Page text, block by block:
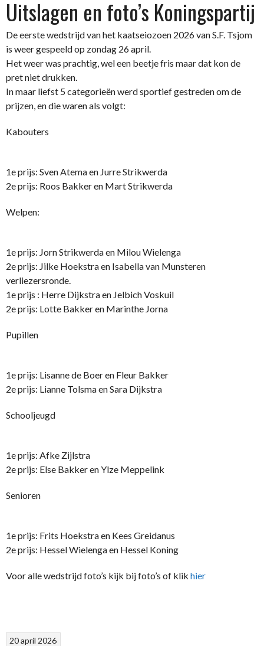
Uitslagen en foto’s Koningspartij
De eerste wedstrijd van het kaatseiozoen 2026 van S.F. Tsjom
is weer gespeeld op zondag 26 april.
Het weer was prachtig, wel een beetje fris maar dat kon de
pret niet drukken.
In maar liefst 5 categorieën werd sportief gestreden om de
prijzen, en die waren als volgt:
Kabouters
1e prijs: Sven Atema en Jurre Strikwerda
2e prijs: Roos Bakker en Mart Strikwerda
Welpen:
1e prijs: Jorn Strikwerda en Milou Wielenga
2e prijs: Jilke Hoekstra en Isabella van Munsteren
verliezersronde.
1e prijs : Herre Dijkstra en Jelbich Voskuil
2e prijs: Lotte Bakker en Marinthe Jorna
Pupillen
1e prijs: Lisanne de Boer en Fleur Bakker
2e prijs: Lianne Tolsma en Sara Dijkstra
Schooljeugd
1e prijs: Afke Zijlstra
2e prijs: Else Bakker en Ylze Meppelink
Senioren
1e prijs: Frits Hoekstra en Kees Greidanus
2e prijs: Hessel Wielenga en Hessel Koning
Voor alle wedstrijd foto’s kijk bij foto’s of klik hier
20 april 2026